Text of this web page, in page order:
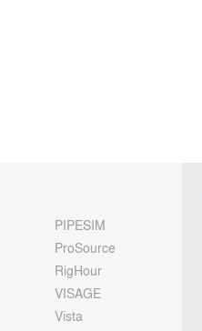
PIPESIM
ProSource
RigHour
VISAGE
Vista